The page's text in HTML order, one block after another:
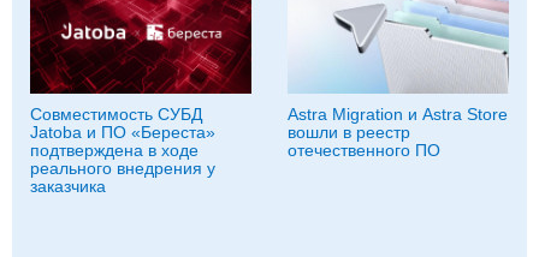
Совместимость СУБД
Jatoba и ПО «Береста»
подтверждена в ходе
реального внедрения у
заказчика
Astra Migration и Astra Store
вошли в реестр
отечественного ПО